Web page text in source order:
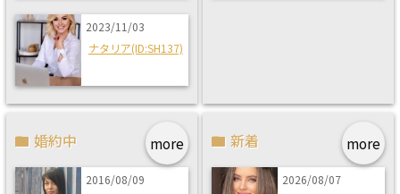
2023/11/03
ナタリア(ID:SH137)
more
婚約中
2016/08/09
more
新着
2026/08/07